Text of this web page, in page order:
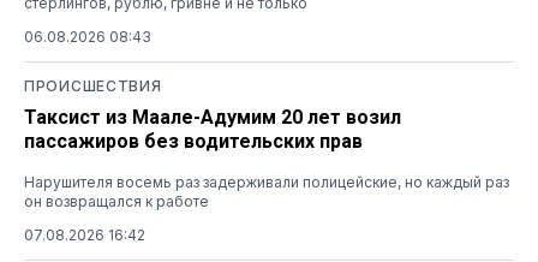
06.08.2026 08:43
ПРОИСШЕСТВИЯ
Таксист из Маале-Адумим 20 лет возил
пассажиров без водительских прав
Нарушителя восемь раз задерживали полицейские, но каждый раз
он возвращался к работе
07.08.2026 16:42